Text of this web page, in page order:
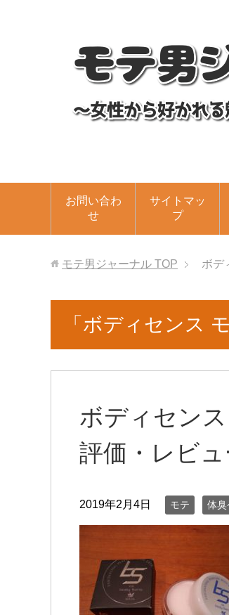
お問い合わ
せ
サイトマッ
プ
モテ男ジャーナル TOP ボデ
「ボディセンス
ボディセン
評価・レビュ
2019年2月4日 モテ 体臭